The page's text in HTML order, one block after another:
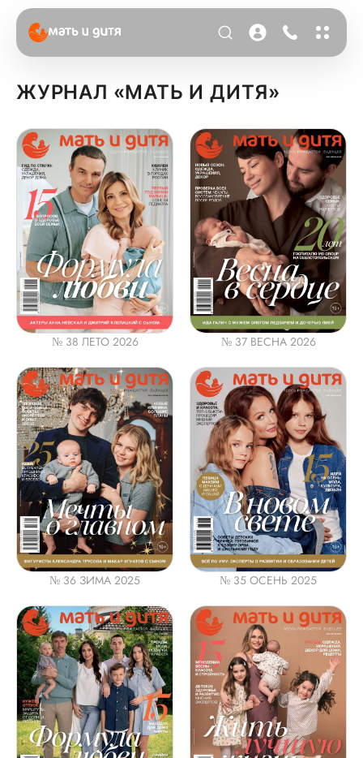
ЖУРНАЛ «МАТЬ И ДИТЯ»
№ 38 ЛЕТО 2026 № 37 ВЕСНА 2026
№ 36 ЗИМА 2025 № 35 ОСЕНЬ 2025